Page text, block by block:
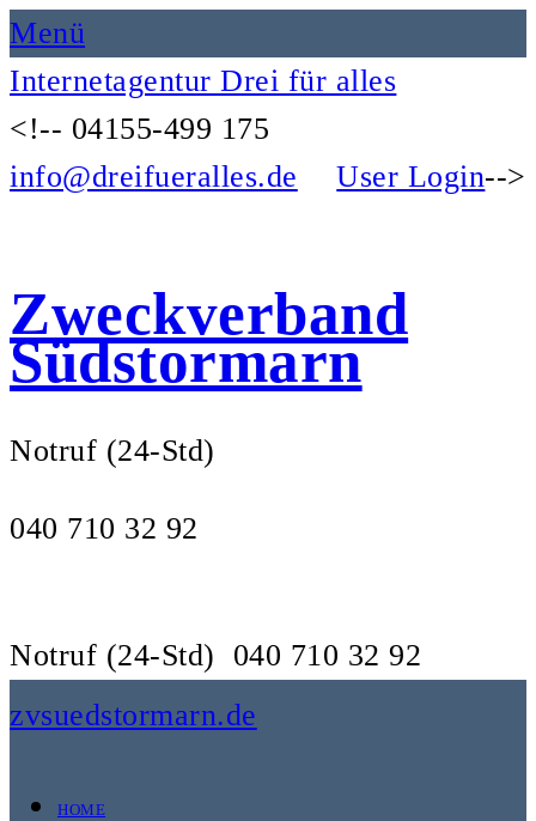
Menü
Internetagentur Drei für alles
<!-- 04155-499 175
info@dreifueralles.de
User Login-->
Zweckverband
Südstormarn
Notruf (24-Std)
040 710 32 92
Notruf (24-Std)
040 710 32 92
zvsuedstormarn.de
HOME